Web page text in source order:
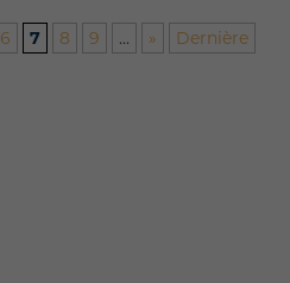
6 7 8 9 ... » Dernière